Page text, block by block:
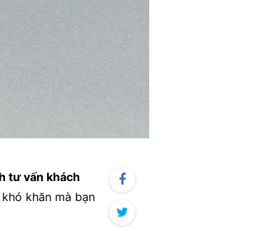
tư vấn khách
khăn mà bạn